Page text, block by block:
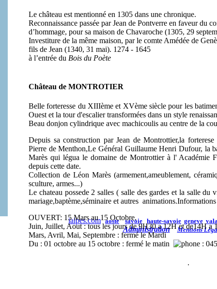
ialpes.com aoste savoie haute-savoie geneve
Administration Mentions
Le château est mentionné en 1305 dans une chronique.
Reconnaissance passée par Jean de Pontverre en faveur du
d’hommage, pour sa maison de Chavaroche (1305, 29
Investiture de la même maison, par le comte Amédée de
fils de Jean (1340, 31 mai). 1274 - 1645
à l’entrée du Bois du Poète
Château de MONTROTIER
Belle forteresse du XIIIème et XVème siècle pour les
Ouest et la tour d'escalier transformées dans un style
Beau donjon cylindrique avec machicoulis au centre de la
Depuis sa construction par Jean de Montrottier,la
Pierre de Menthon,Le Général Guillaume Henri Dufour, la
Marès qui légua le domaine de Montrottier à l' Académie
depuis cette date.
Collection de Léon Marès (armement,ameublement,
sculture, armes...)
Le chateau possede 2 salles ( salle des gardes et la salle du
mariage,baptème,séminaire et autres
OUVERT: 15 Mars au 15 Octobre.
Juin, Juillet, Aout : tous les jours de 9H30 a 12H et de14H a
Mars, Avril, Mai, Septembre : fermé le Mardi
Du : 01 octobre au 15 octobre : fermé le matin
:
.